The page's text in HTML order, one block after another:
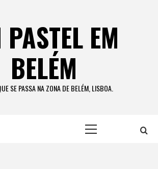
EM
BELÉM
SE PASSA NA ZONA DE BELÉM, LISBOA.